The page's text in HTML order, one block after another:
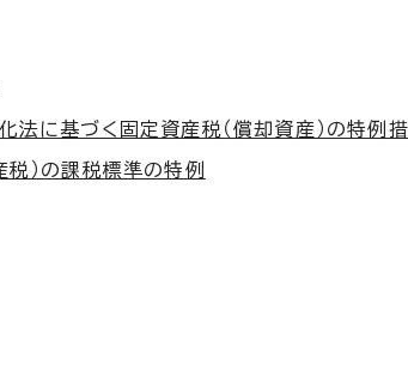
法に基づく固定資産税（償却資産）の特
税）の課税標準の特例